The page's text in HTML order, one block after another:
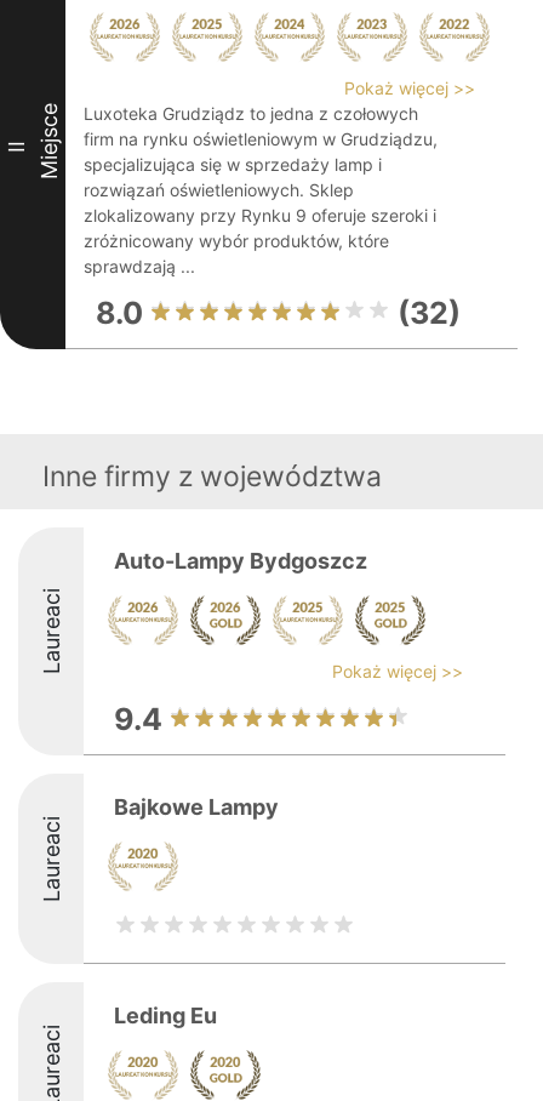
II Miejsce
Pokaż więcej >>
Luxoteka Grudziądz to jedna z czołowych
firm na rynku oświetleniowym w Grudziądzu,
specjalizująca się w sprzedaży lamp i
rozwiązań oświetleniowych. Sklep
zlokalizowany przy Rynku 9 oferuje szeroki i
zróżnicowany wybór produktów, które
sprawdzają ...
8.0 (32)
Inne firmy z województwa
Laureaci
Auto-Lampy Bydgoszcz
Pokaż więcej >>
9.4
Laureaci
Bajkowe Lampy
Laureaci
Leding Eu